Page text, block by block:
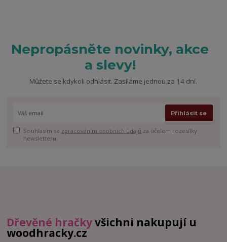
Nepropásněte novinky, akce
a slevy!
Můžete se kdykoli odhlásit. Zasíláme jednou za 14 dní.
Přihlásit se
Souhlasím se zpracováním osobních údajů za účelem rozesílky
newsletteru.
Dřevěné hračkyvšichni nakupují u
woodhracky.cz